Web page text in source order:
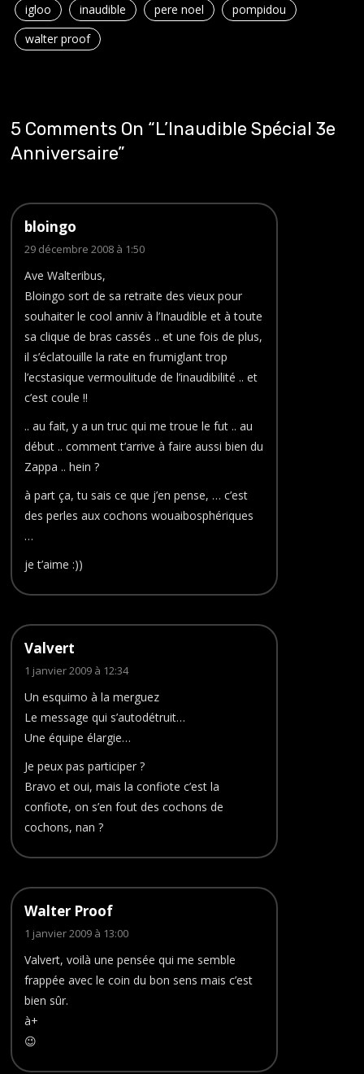
igloo
inaudible pere noel
pompidou
walter proof
5 Comments On “L’Inaudible Spécial 3e
Anniversaire”
bloingo
29 décembre 2008 à 1:50
Ave Walteribus,
Bloingo sort de sa retraite des vieux pour
souhaiter le cool anniv à l’Inaudible et à toute
sa clique de bras cassés .. et une fois de plus,
il s’éclatouille la rate en frumiglant trop
l’ecstasique vermoulitude de l’inaudibilité .. et
c’est coule !!
.. au fait, y a un truc qui me troue le fut .. au
début .. comment t’arrive à faire aussi bien du
Zappa .. hein ?
à part ça, tu sais ce que j’en pense, … c’est
des perles aux cochons wouaibosphériques
…
je t’aime :))
Valvert
1 janvier 2009 à 12:34
Un esquimo à la merguez
Le message qui s’autodétruit…
Une équipe élargie…
Je peux pas participer ?
Bravo et oui, mais la confiote c’est la
confiote, on s’en fout des cochons de
cochons, nan ?
Walter Proof
1 janvier 2009 à 13:00
Valvert, voilà une pensée qui me semble
frappée avec le coin du bon sens mais c’est
bien sûr.
à+
😉